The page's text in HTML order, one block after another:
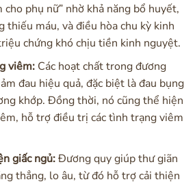
cho phụ nữ” nhờ khả năng bổ huyết,
thiếu máu, và điều hòa chu kỳ kinh
chứng khó chịu tiền kinh nguyệt.
viêm:Các hoạt chất trong đương
đau hiệu quả, đặc biệt là đau bụng
khớp. Đồng thời, nó cũng thể hiện
hỗ trợ điều trị các tình trạng viêm
giấc ngủ:Đương quy giúp thư giãn
thẳng, lo âu, từ đó hỗ trợ cải thiện